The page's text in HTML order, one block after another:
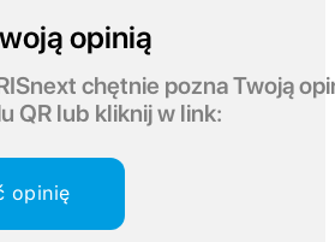
opinią
chętnie pozna Twoją
QR lub kliknij w link:
opinię